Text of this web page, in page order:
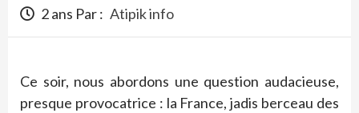
2 ans Par : Atipik info
Ce soir, nous abordons une question audacieuse,
presque provocatrice : la France, jadis berceau des